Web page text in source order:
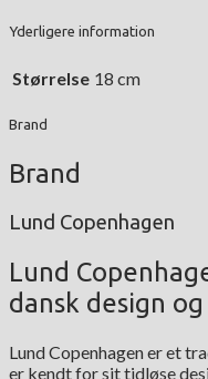
Yderligere information
Størrelse 18 cm
Brand
Brand
Lund Copenhagen
Lund
dansk design
Lund Copenhagen er et
er kendt for sit tidløse